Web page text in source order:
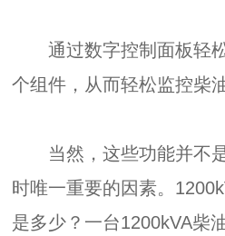
通过数字控制面板轻松
个组件，从而轻松监控柴
当然，这些功能并不是
时唯一重要的因素。
是多少？一台1200kVA柴